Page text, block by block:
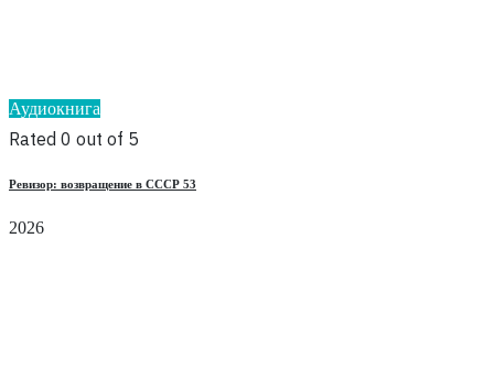
Аудиокнига
Rated 0 out of 5
Ревизор: возвращение в СССР 53
2026